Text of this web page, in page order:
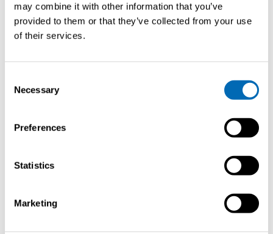
may combine it with other information that you’ve
provided to them or that they’ve collected from your use
of their services.
Selection
Necessary
Preferences
Statistics
Marketing
Richiedi
brochure
Articolo precedente